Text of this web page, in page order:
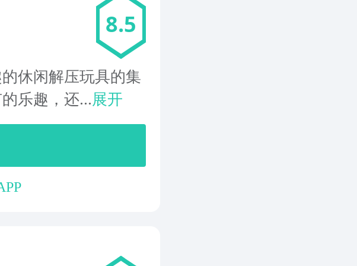
8.5
休闲解压玩具的集
乐趣，还...展开